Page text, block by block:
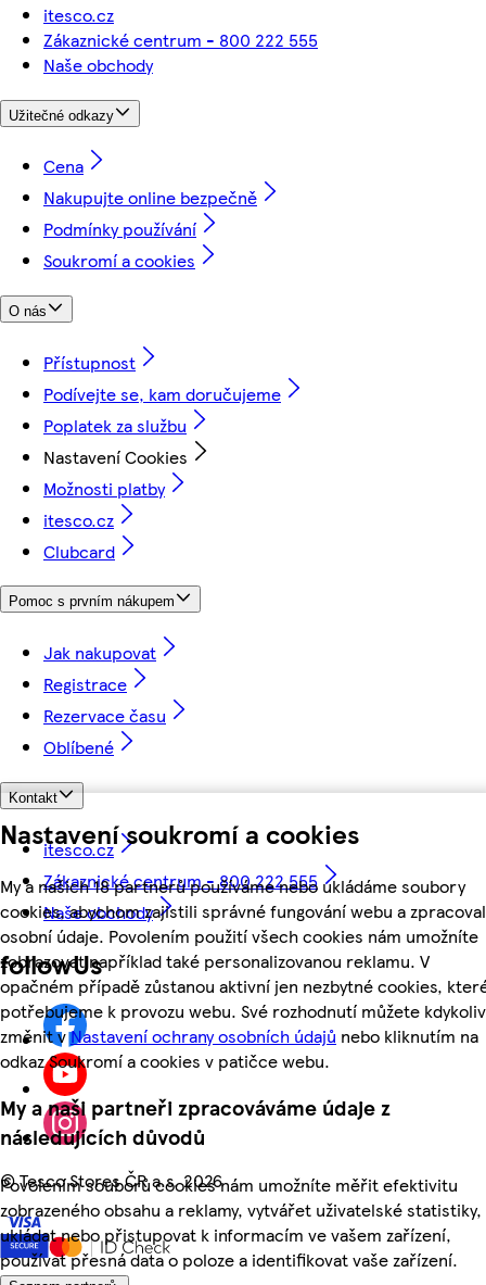
Nastavení soukromí a cookies
My a našich 18 partnerů používáme nebo ukládáme soubory
cookies, abychom zajistili správné fungování webu a
osobní údaje. Povolením použití všech cookies nám umožníte
zobrazovat například také personalizovanou reklamu. V
opačném případě zůstanou aktivní jen nezbytné cookies,
potřebujeme k provozu webu. Své rozhodnutí můžete kdykoliv
změnit vNastavení ochrany osobních údajů nebo kliknutím na
odkaz Soukromí a cookies v patičce webu.
My a naši partneři zpracováváme údaje z
následujících důvodů
Povolením souborů cookies nám umožníte měřit efektivitu
zobrazeného obsahu a reklamy, vytvářet uživatelské statistiky,
ukládat nebo přistupovat k informacím ve vašem zařízení,
používat přesná data o poloze a identifikovat vaše zařízení.
itesco.cz
Zákaznické centrum - 800 222 555
Naše obchody
Užitečné odkazy
Cena
Nakupujte online bezpečně
Podmínky používání
Soukromí a cookies
O nás
Přístupnost
Podívejte se, kam doručujeme
Poplatek za službu
Nastavení Cookies
Možnosti platby
itesco.cz
Clubcard
Pomoc s prvním nákupem
Jak nakupovat
Registrace
Rezervace času
Oblíbené
Kontakt
itesco.cz
Zákaznické centrum - 800 222 555
Naše obchody
followUs
©Tesco Stores ČR a.s. 2026